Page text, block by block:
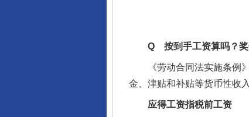
Q 按到手工资算吗？奖
《劳动合同法实施条例》
金、津贴和补贴等货币性收入
应得工资指税前工资